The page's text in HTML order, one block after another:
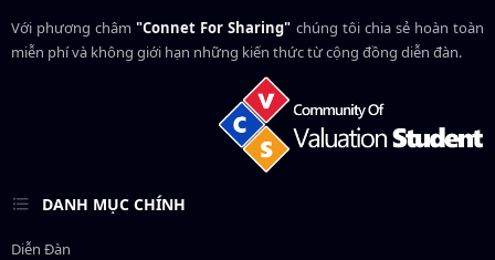
Với phương châm"Connet For Sharing" chúng tôi chia sẻ hoàn toàn
miễn phí và không giới hạn những kiến thức từ cộng đồng diễn đàn.
DANH MỤC CHÍNH
Diễn Đàn